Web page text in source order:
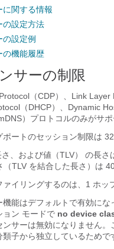
に関する情報
の設定方法
設定例
の機能履歴
サーの制限
（CDP）、Link
（DHCP）、Dynamic
）プロトコルのみがサポ
ートのセッション制限は 32
、および値（TLV） の長
TLV を結合した長さ）は
イリングするのは、1 ホッ
能はデフォルトで有効に
ョン モードで no device
ンサーは無効になりません
子から独立しているためで